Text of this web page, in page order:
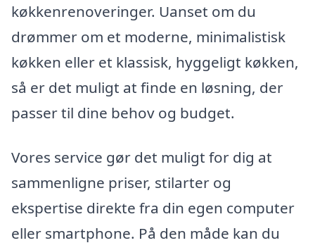
køkkenrenoveringer. Uanset om du
drømmer om et moderne, minimalistisk
køkken eller et klassisk, hyggeligt køkken,
så er det muligt at finde en løsning, der
passer til dine behov og budget.
Vores service gør det muligt for dig at
sammenligne priser, stilarter og
ekspertise direkte fra din egen computer
eller smartphone. På den måde kan du